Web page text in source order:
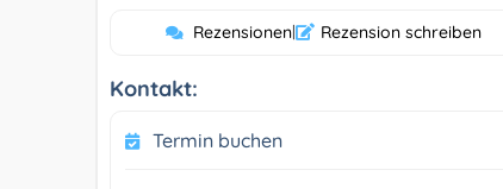
Rezensionen| Rezension schreiben
Kontakt:
Termin buchen